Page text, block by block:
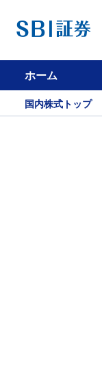
ホーム
国内株式トップ